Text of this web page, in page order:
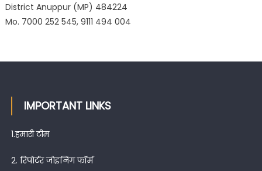
District Anuppur (MP) 484224
Mo. 7000 252 545, 9111 494 004
IMPORTANT LINKS
1.हमारी टीम
2. रिपोर्टर जोइनिंग फॉर्म